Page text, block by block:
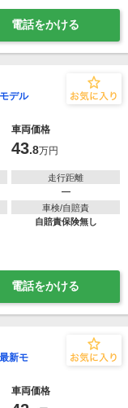
電話をかける
デル
車両価格
43.8万円
走行距離
―
車検/自賠責
自賠責保険無し
電話をかける
新モ
車両価格